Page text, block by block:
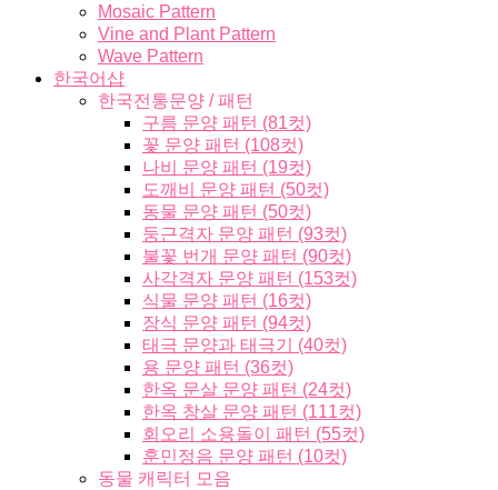
Mosaic Pattern
Vine and Plant Pattern
Wave Pattern
한국어샵
한국전통문양 / 패턴
구름 문양 패턴 (81컷)
꽃 문양 패턴 (108컷)
나비 문양 패턴 (19컷)
도깨비 문양 패턴 (50컷)
동물 문양 패턴 (50컷)
둥근격자 문양 패턴 (93컷)
불꽃 번개 문양 패턴 (90컷)
사각격자 문양 패턴 (153컷)
식물 문양 패턴 (16컷)
장식 문양 패턴 (94컷)
태극 문양과 태극기 (40컷)
용 문양 패턴 (36컷)
한옥 문살 문양 패턴 (24컷)
한옥 창살 문양 패턴 (111컷)
회오리 소용돌이 패턴 (55컷)
훈민정음 문양 패턴 (10컷)
동물 캐릭터 모음